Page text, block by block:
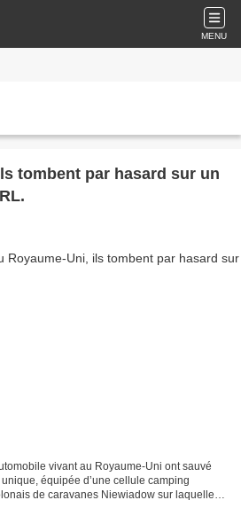
MENU
tombent par hasard sur un
vivant au Royaume-Uni ont sauvé
équipée d’une cellule camping
de caravanes Niewiadow sur laquelle